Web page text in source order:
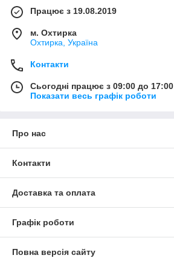
Працює з 19.08.2019
м. Охтирка
Охтирка, Україна
Контакти
Сьогодні працює з 09:00 до 17:00
Показати весь графік роботи
Про нас
Контакти
Доставка та оплата
Графік роботи
Повна версія сайту